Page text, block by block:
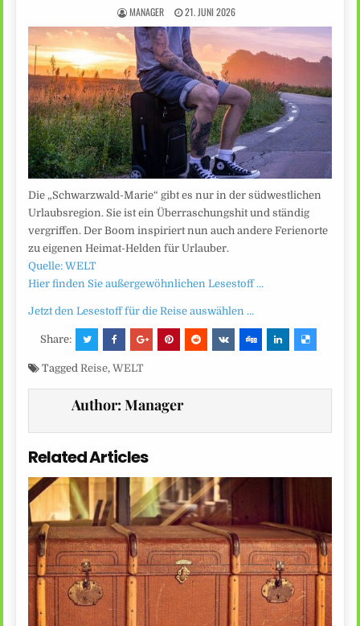
MANAGER 21. JUNI 2026
Die „Schwarzwald-Marie“ gibt es nur in der südwestlichen
Urlaubsregion. Sie ist ein Überraschungshit und ständig
vergriffen. Der Boom inspiriert nun auch andere Ferienorte
zu eigenen Heimat-Helden für Urlauber.
Quelle: WELT
Hier finden Sie außergewöhnlichen Lesestoff …
Jetzt den Lesestoff für die Reise auswählen …
Share:
Tagged Reise,WELT
Author:Manager
Related Articles